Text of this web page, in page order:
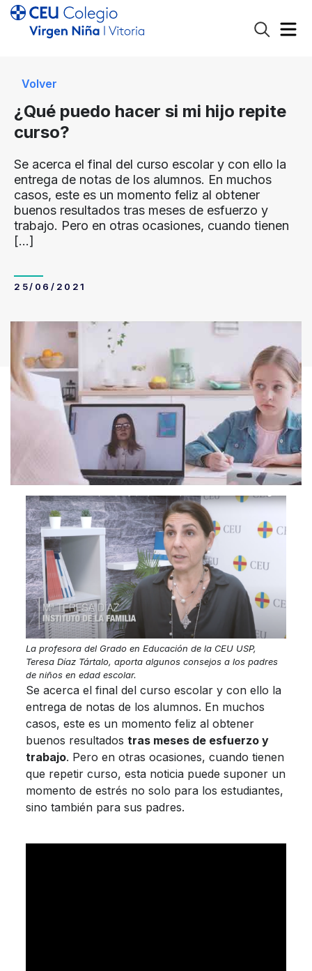
Volver
¿Qué puedo hacer si mi hijo repite
curso?
Se acerca el final del curso escolar y con ello la
entrega de notas de los alumnos. En muchos
casos, este es un momento feliz al obtener
buenos resultados tras meses de esfuerzo y
trabajo. Pero en otras ocasiones, cuando tienen
[…]
25/06/2021
La profesora del Grado en Educación de la CEU USP,
Teresa Díaz Tártalo, aporta algunos consejos a los padres
de niños en edad escolar.
Se acerca el final del curso escolar y con ello la
entrega de notas de los alumnos. En muchos
casos, este es un momento feliz al obtener
buenos resultados tras meses de esfuerzo y
trabajo. Pero en otras ocasiones, cuando tienen
que repetir curso, esta noticia puede suponer un
momento de estrés no solo para los estudiantes,
sino también para sus padres.